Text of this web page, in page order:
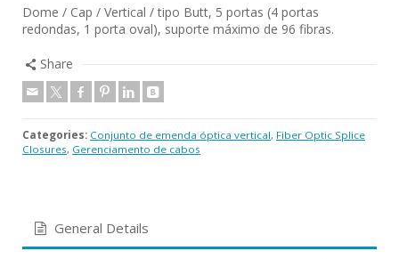
Dome / Cap / Vertical / tipo Butt, 5 portas (4 portas
redondas, 1 porta oval), suporte máximo de 96 fibras.
Share
Categories: Conjunto de emenda óptica vertical, Fiber Optic Splice
Closures, Gerenciamento de cabos
General Details